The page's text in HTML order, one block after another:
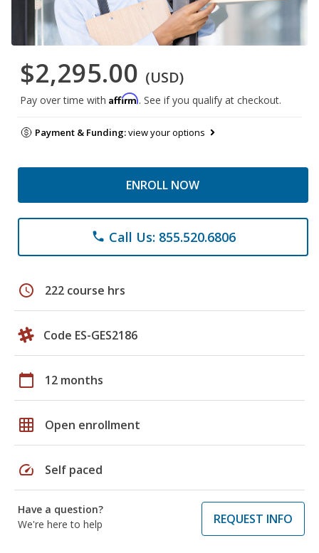
$2,295.00 (USD)
Pay over time with Affirm. See if you qualify at checkout.
Payment & Funding:view your options
ENROLL NOW
phone Call Us: 855.520.6806
schedule 222 course hrs
Code ES-GES2186
calendar_today 12 months
grid_on Open enrollment
speed Self paced
Have a question?
We're here to help
REQUEST INFO